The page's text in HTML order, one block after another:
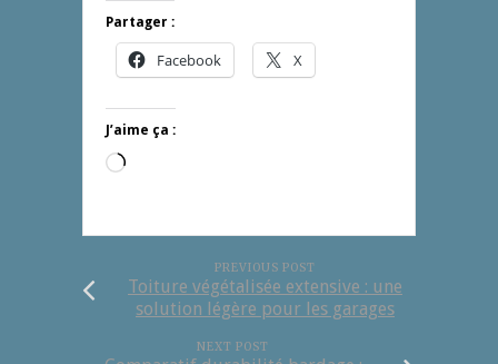
Partager :
Facebook X
J’aime ça :
Chargement…
PREVIOUS POST
Toiture végétalisée extensive : une
solution légère pour les garages
NEXT POST